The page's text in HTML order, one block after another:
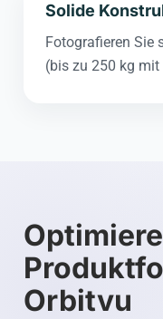
Solide
Fotografieren Sie
(bis zu 250 kg
Orbitvu